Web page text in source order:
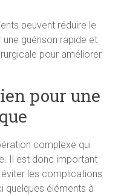
peuvent réduire le
guérison rapide et
pour améliorer
pour une
complexe qui
Il est donc important
les complications
quelques éléments à